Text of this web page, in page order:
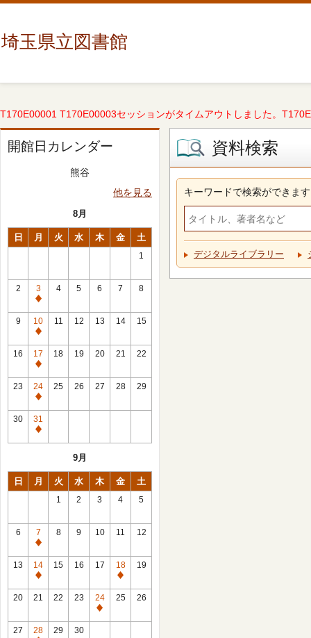
埼玉県立図書館
T170E00001 T170E00003セッションがタイムアウトしました。
開館日カレンダー
熊谷
他を見る
8月
日 月 火 水 木 金 土
1
2
3
休
館
日
4 5 6 7 8
9
10
休
館
日
11 12 13 14 15
16
17
休
館
日
18 19 20 21 22
23
24
休
館
日
25 26 27 28 29
30
31
休
9月
日 月 火 水 木 金 土
1 2 3 4 5
6
7
休
館
日
8 9 10 11 12
13
14
休
館
15 16 17
18
休
館
19
20 21 22 23
24
休
25 26
27
28
29 30
資料検索
キーワードで検索ができます
デジタルライブラリー